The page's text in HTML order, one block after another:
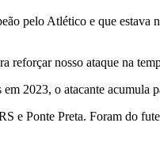
pelo Atlético e que estava
nosso ataque na
2023, o atacante acumula
e Ponte Preta. Foram do